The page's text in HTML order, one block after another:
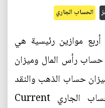
الحساب الجاري
موازين رئيسية هي
رأس المال وميزان
حساب الذهب والنقد
الاجنبي، وينقسم ميزان الحساب الجاري Current